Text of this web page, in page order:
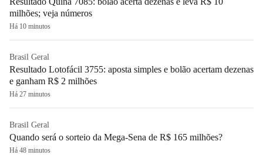
milhões; veja números
Há 10 minutos
Brasil Geral
Resultado Lotofácil 3755: aposta simples e bolão acertam dezenas
e ganham R$ 2 milhões
Há 27 minutos
Brasil Geral
Quando será o sorteio da Mega-Sena de R$ 165 milhões?
Há 48 minutos